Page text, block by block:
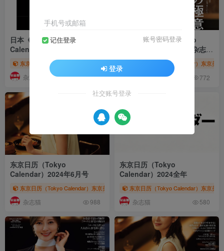
日本《东京日历（Tokyo
Calendar）》东京美食杂志
PDF电子版【2026年·全年订
阅】东京日历（Tokyo Calendar）东京美食杂志 # 东京カレンダー
杂志猫 680
日本《东京日历（Tokyo
Calendar）》东京美食杂志
PDF电子版【2025年·全年订
阅】
东京日历（Tokyo Calendar）东京美
杂志猫 772
东京日历（Tokyo
Calendar）2024年6月号
东京日历（Tokyo Calendar）东京美食杂志 # 东京日历 # 东京カレンダー
杂志猫 988
东京日历（Tokyo
Calendar）2024全年
东京日历（Tokyo Calendar）东京美
杂志猫 580
手机号或邮箱
记住登录 账号密码登录
登录
社交账号登录